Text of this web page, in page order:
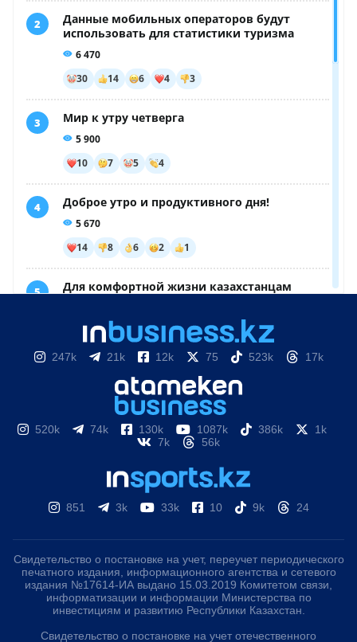
247k 21k 12k 75 523k 17k
520k 74k 130k 1087k 386k
1k
7k
56k
851 3k 33k 10 9k 24
Свидетельство о постановке на учет, переучет периодического
печатного издания, информационного агентства и сетевого
издания №17614-ИА выдано 15.03.2019 Комитетом связи,
информатизации и информации Министерства по
инвестициям и развитию Республики Казахстан.
Свидетельство о постановке на учет отечественного